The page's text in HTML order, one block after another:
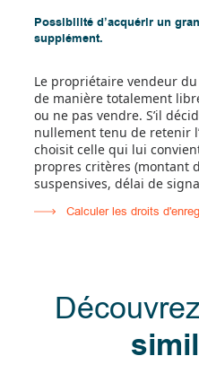
Possibilité d’acquérir un
supplément.
Le propriétaire vendeur
de manière totalement
ou ne pas vendre. S’il
nullement tenu de retenir
choisit celle qui lui
propres critères (montant
suspensives, délai de
Calculer les droits